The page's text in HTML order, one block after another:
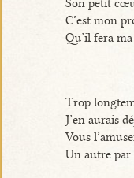
Son petit
C’est mon
Qu’il fera
Trop
J’en aurais
Vous
Un autre par